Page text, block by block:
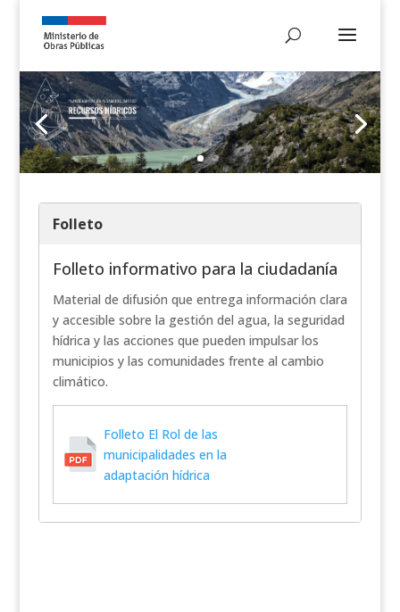
Folleto
Folleto informativo para la ciudadanía
Material de difusión que entrega información clara
y accesible sobre la gestión del agua, la seguridad
hídrica y las acciones que pueden impulsar los
municipios y las comunidades frente al cambio
climático.
Folleto El Rol de las
municipalidades en la
adaptación hídrica